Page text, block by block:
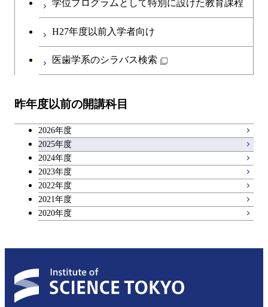
学位プログラムとして特別に設けた教育課程
H27年度以前入学者向け
医歯学系のシラバス検索
昨年度以前の開講科目
2026年度
2025年度
2024年度
2023年度
2022年度
2021年度
2020年度